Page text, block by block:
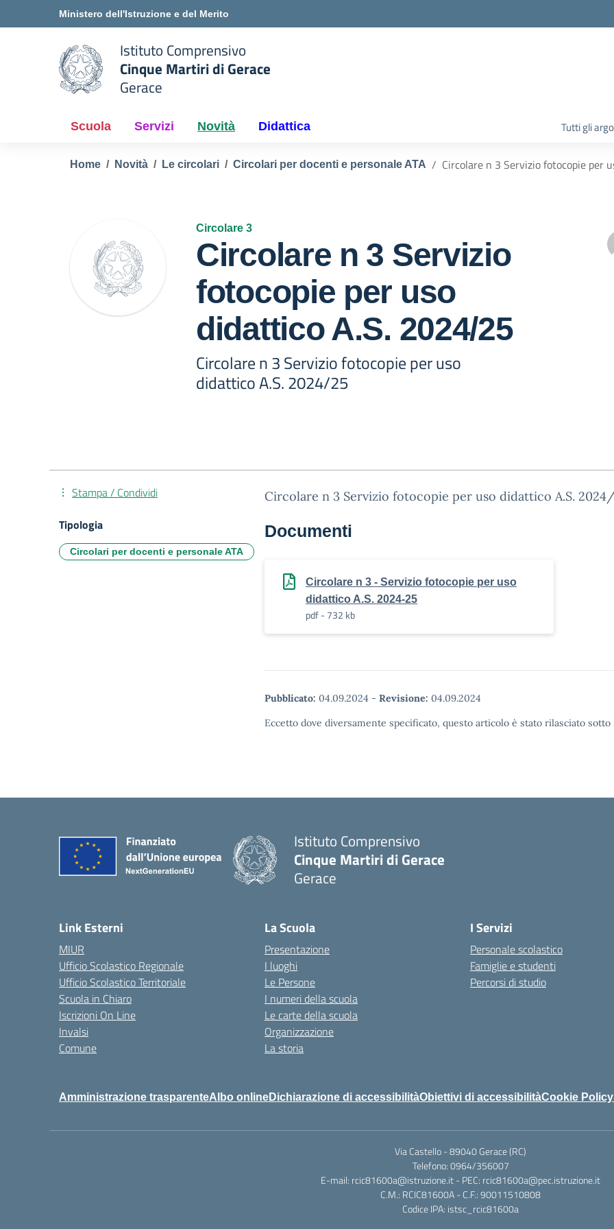
Vai ai contenuti
Vai al menu di navigazioneMinistero dell'Istruzione e del Merito
scuola
Istituto Comprensivo
Cinque Martiri di Gerace
Gerace
Scuola Servizi Novità Didattica Tutti gli
Home Novità Le circolari Circolari per docenti e personale ATA Circolare n 3 Servizio fotocopie per
Circolare 3
Circolare n 3 Servizio
fotocopie per uso
didattico A.S. 2024/25
Circolare n 3 Servizio fotocopie per uso
didattico A.S. 2024/25
Circolare n 3 Servizio fotocopie per uso didattico A.S.
Documenti
Circolare n 3 - Servizio fotocopie per uso
didattico A.S. 2024-25
pdf - 732 kb
Pubblicato: 04.09.2024 - Revisione: 04.09.2024
Eccetto dove diversamente specificato, questo articolo è stato rilasciato
Stampa / Condividi
Tipologia
Circolari per docenti e personale ATA
Istituto Comprensivo
Cinque Martiri di Gerace
Gerace
Link Esterni
MIUR
Ufficio Scolastico Regionale
Ufficio Scolastico Territoriale
Scuola in Chiaro
Iscrizioni On Line
Invalsi
Comune
La Scuola
Presentazione
I luoghi
Le Persone
I numeri della scuola
Le carte della scuola
Organizzazione
La storia
I Servizi
Personale scolastico
Famiglie e studenti
Percorsi di studio
Amministrazione trasparenteAlbo onlineDichiarazione di accessibilitàObiettivi di accessibilitàCookie Policy
Via Castello - 89040 Gerace (RC)
Telefono: 0964/356007
E-mail: rcic81600a@istruzione.it - PEC: rcic81600a@pec.istruzione.it
C.M.: RCIC81600A - C.F.: 90011510808
Codice IPA: istsc_rcic81600a